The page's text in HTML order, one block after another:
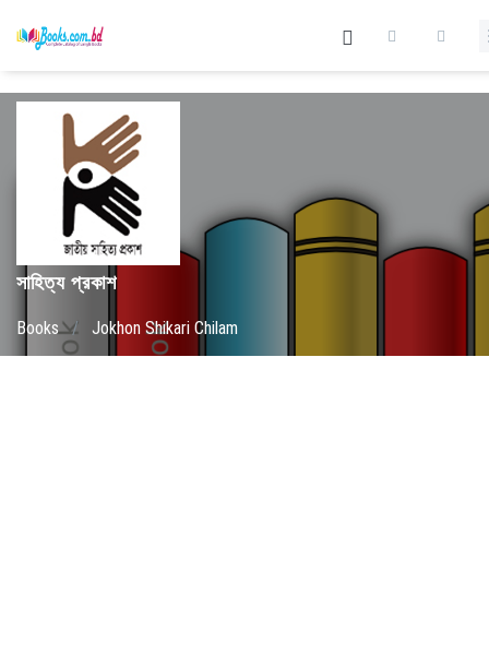
সাহিত্য প্রকাশ
Books / Jokhon Shikari Chilam